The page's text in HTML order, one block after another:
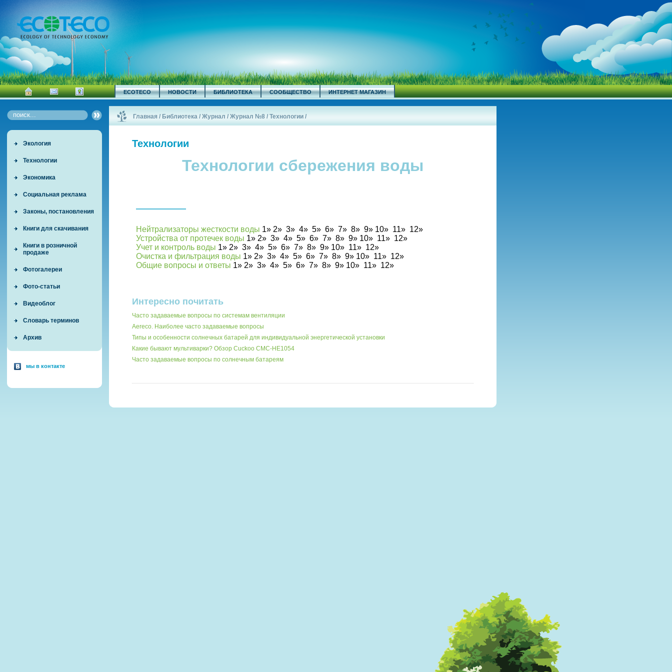
ECOTECO НОВОСТИ БИБЛИОТЕКА СООБЩЕСТВО ИНТЕРНЕТ МАГАЗИН
Экология
Технологии
Экономика
Социальная реклама
Законы, постановления
Книги для скачивания
Книги в розничной
продаже
Фотогалереи
Фото-статьи
Видеоблог
Словарь терминов
Архив
мы в контакте
Главная / Библиотека /Журнал /Журнал №8 /Технологии /
Технологии
Технологии сбережения воды
Нейтрализаторы жесткости воды 1» 2» 3» 4» 5» 6» 7» 8» 9» 10» 11» 12»
Устройства от протечек воды 1» 2» 3» 4» 5» 6» 7» 8» 9» 10» 11» 12»
Учет и контроль воды 1» 2» 3» 4» 5» 6» 7» 8» 9» 10» 11» 12»
Очистка и фильтрация воды 1» 2» 3» 4» 5» 6» 7» 8» 9» 10» 11» 12»
Общие вопросы и ответы 1» 2» 3» 4» 5» 6» 7» 8» 9» 10» 11» 12»
Интересно почитать
Часто задаваемые вопросы по системам вентиляции
Aereco. Наиболее часто задаваемые вопросы
Типы и особенности солнечных батарей для индивидуальной энергетической установки
Какие бывают мультиварки? Обзор Cuckoo CMC-HE1054
Часто задаваемые вопросы по солнечным батареям